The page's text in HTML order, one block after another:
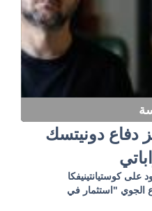
دفاع دونيتسك
على كوستيانتينيفكا
الجوي "استثمار في